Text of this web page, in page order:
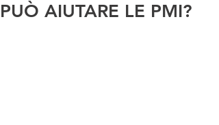
PUÒ AIUTARE LE PMI?